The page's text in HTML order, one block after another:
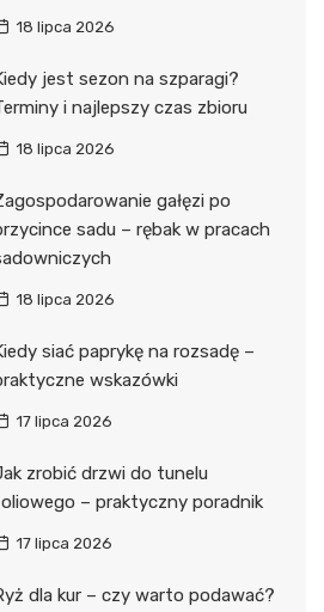
18 lipca 2026
jest sezon na szparagi?
i najlepszy czas zbioru
18 lipca 2026
gałęzi po
sadu – rębak w pracach
18 lipca 2026
siać paprykę na rozsadę –
wskazówki
17 lipca 2026
zrobić drzwi do tunelu
– praktyczny poradnik
17 lipca 2026
dla kur – czy warto podawać?